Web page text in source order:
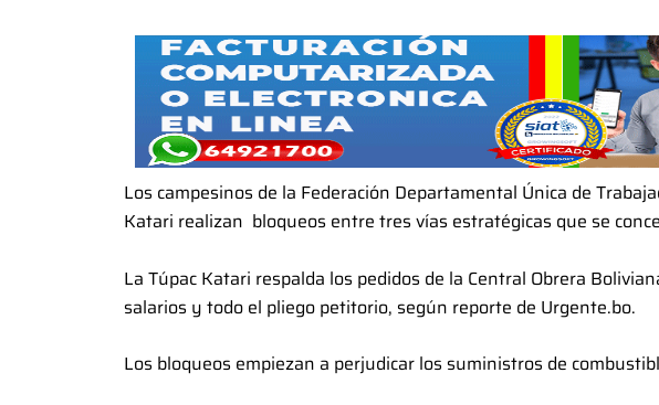
Los campesinos de la Federación Departamental Única de
Katari realizan bloqueos entre tres vías estratégicas que se
La Túpac Katari respalda los pedidos de la Central Obrera
salarios y todo el pliego petitorio, según reporte de Urgente.bo.
Los bloqueos empiezan a perjudicar los suministros de